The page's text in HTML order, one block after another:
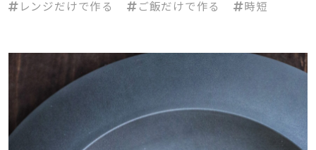
レンジだけで作る ご飯だけで作る 時短